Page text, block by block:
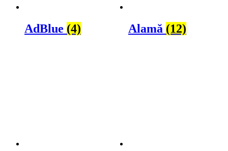
AdBlue (4) Alamă (12)